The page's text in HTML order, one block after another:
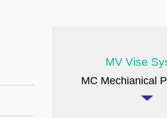
MV Vise
MC Mechianical